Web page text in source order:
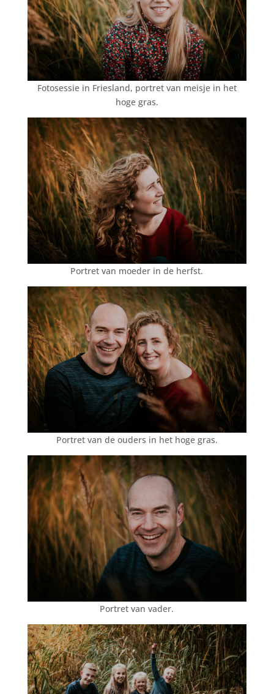
Fotosessie in Friesland, portret van meisje in het
hoge gras.
Portret van moeder in de herfst.
Portret van de ouders in het hoge gras.
Portret van vader.